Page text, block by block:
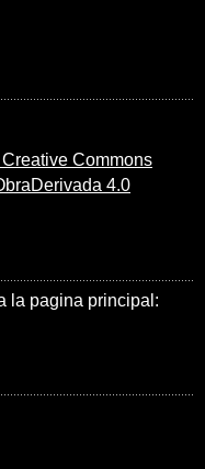
Creative Commons
4.0
la pagina principal: